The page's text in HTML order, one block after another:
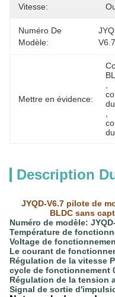
Vitesse:
Numéro De
Modèle:
V6.7
Mettre en évidence:
Description
JYQD-V6.7 pilote de
BLDC sans
Numéro de modèle:
Température de
Voltage de
Le courant de
Régulation de la vitesse
cycle de fonctionnement
Régulation de la tension
Signal de sortie